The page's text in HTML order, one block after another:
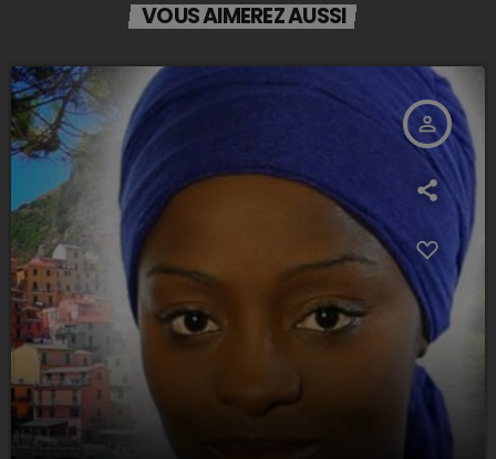
VOUS AIMEREZ AUSSI
person_outline